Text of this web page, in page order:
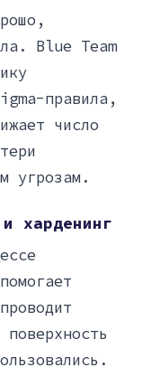
Blue Team
правила,
число
угрозам.
харденинг